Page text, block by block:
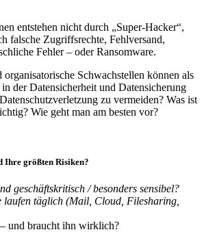
entstehen nicht durch „Super-Hacker“,
falsche Zugriffsrechte, Fehlversand,
Fehler – oder Ransomware.
organisatorische Schwachstellen können als
der Datensicherheit und Datensicherung
zu vermeiden? Was ist
Wie geht man am besten vor?
Ihre größten Risiken?
geschäftskritisch / besonders sensibel?
laufen täglich (Mail, Cloud, Filesharing,
und braucht ihn wirklich?